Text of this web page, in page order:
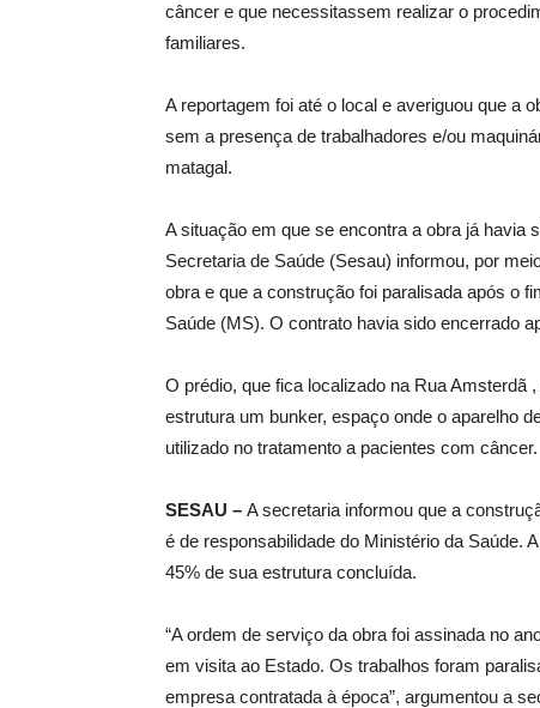
câncer e que necessitassem realizar o
familiares.
A reportagem foi até o local e averiguou que a
sem a presença de trabalhadores e/ou
matagal.
A situação em que se encontra a obra já havia
Secretaria de Saúde (Sesau) informou, por
obra e que a construção foi paralisada após o
Saúde (MS). O contrato havia sido encerrado
O prédio, que fica localizado na Rua Amsterdã
estrutura um bunker, espaço onde o aparelho
utilizado no tratamento a pacientes com câncer.
SESAU – A secretaria informou que a
é de responsabilidade do Ministério da Saúde.
45% de sua estrutura concluída.
“A ordem de serviço da obra foi assinada no
em visita ao Estado. Os trabalhos foram
empresa contratada à época”, argumentou a